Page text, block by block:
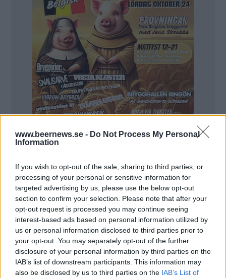
www.beernews.se - Do Not Process My Personal
Information
If you wish to opt-out of the sale, sharing to third parties, or
processing of your personal or sensitive information for
targeted advertising by us, please use the below opt-out
section to confirm your selection. Please note that after your
opt-out request is processed you may continue seeing
interest-based ads based on personal information utilized by
us or personal information disclosed to third parties prior to
your opt-out. You may separately opt-out of the further
disclosure of your personal information by third parties on the
IAB’s list of downstream participants. This information may
also be disclosed by us to third parties on the IAB’s List of
Ni som hänger med på Beernews vet att vi följt Erik
under hans utbildning till bryggare på
Bryggeritekniska Yrkeshögskolan i Ludvika. Men
redan efter en dryg termin har han fått fast jobb.
Han praktiserade på Poppels i Jonsered utanför
Göteborg i höstas, och nu har han fått fast jobb där.
– Jag hade inte alls det i tankarna när jag var där.
Men det är förstås jätteroligt, säger han.